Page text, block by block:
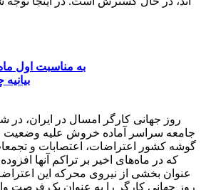
به مناسبت اول
روز جهانی کارگر امسال در ایران،
جامعه سراسر آماده خروش علیه
گوشه کشور اعتراضات، اعتصابات و
که در ماه‌های اخیر بر تراکم آنها
عنوان بخشی از نیروی محرکه این
روز جهانی کارگر را به عنوان یک فرصت